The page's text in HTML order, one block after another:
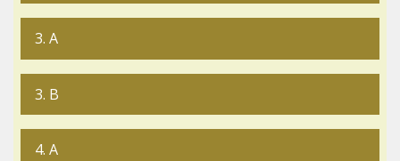
3. A
3. B
4. A